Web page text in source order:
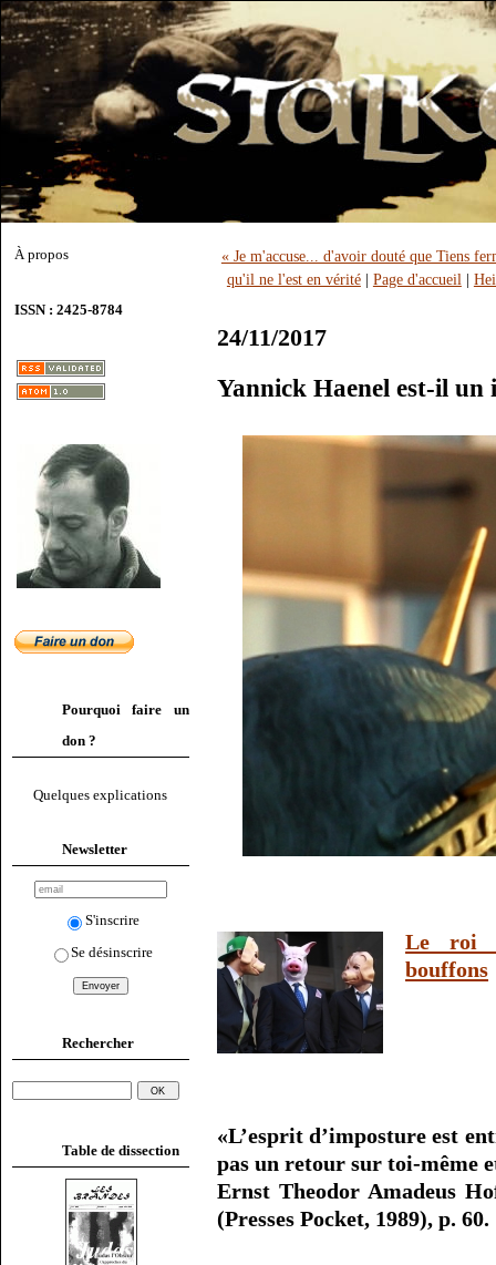
À propos
ISSN : 2425-8784
Pourquoi faire un
don ?
Quelques explications
Newsletter
S'inscrire
Se désinscrire
Rechercher
Table de dissection
« Je m'accuse... d'avoir douté que Tiens
qu'il ne l'est en vérité| Page d'accueil |
24/11/2017
Yannick Haenel est-il un
Le roi
bouffons
«L’esprit d’imposture est
pas un retour sur toi-même
Ernst Theodor Amadeus
(Presses Pocket, 1989), p. 60.